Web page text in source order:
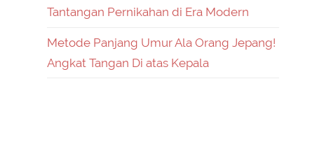
Tantangan Pernikahan di Era Modern
Metode Panjang Umur Ala Orang Jepang!
Angkat Tangan Di atas Kepala